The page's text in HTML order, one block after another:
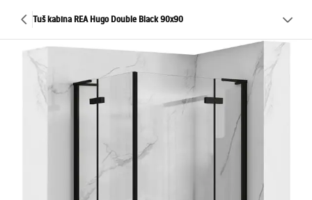
Tuš kabina REA Hugo Double Black 90x90